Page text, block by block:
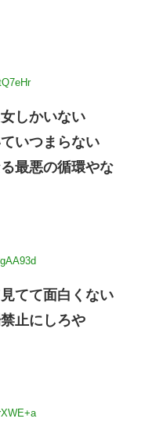
しかいない
いつまらない
最悪の循環やな
てて面白くない
止にしろや